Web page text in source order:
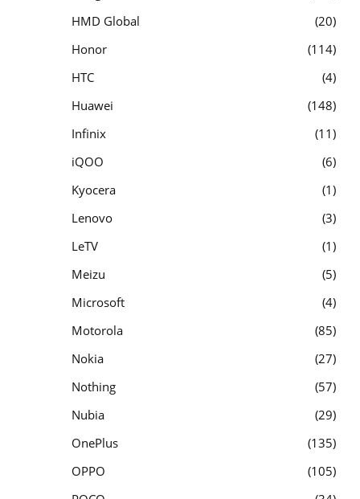
HMD Global
20
Honor
114
HTC
4
Huawei
148
Infinix
11
iQOO
6
Kyocera
1
Lenovo
3
LeTV
1
Meizu
5
Microsoft
4
Motorola
85
Nokia
27
Nothing
57
Nubia
29
OnePlus
135
OPPO
105